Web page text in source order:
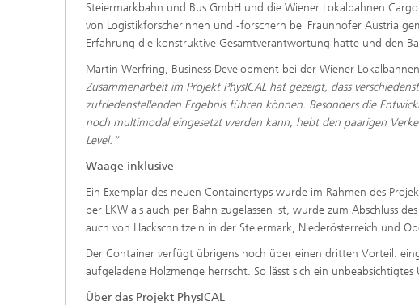
Steiermarkbahn und Bus GmbH und die Wiener Lokalbahnen
von Logistikforscherinnen und -forschern bei Fraunhofer Austria
Erfahrung die konstruktive Gesamtverantwortung hatte und den
Martin Werfring, Business Development bei der Wiener
Zusammenarbeit im Projekt PhysICAL hat gezeigt, dass
zufriedenstellenden Ergebnis führen können. Besonders die
noch multimodal eingesetzt werden kann, hebt den paarigen
Level.“
Waage inklusive
Ein Exemplar des neuen Containertyps wurde im Rahmen des
per LKW als auch per Bahn zugelassen ist, wurde zum Abschluss
auch von Hackschnitzeln in der Steiermark, Niederösterreich und
Der Container verfügt übrigens noch über einen dritten Vorteil:
aufgeladene Holzmenge herrscht. So lässt sich ein unbeabsichtigtes
Über das Projekt PhysICAL